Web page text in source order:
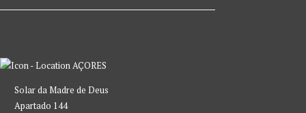
AÇORES
Solar da Madre de Deus
Apartado 144